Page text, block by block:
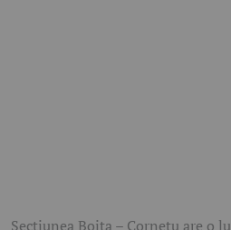
Secțiunea Boița – Cornetu are o